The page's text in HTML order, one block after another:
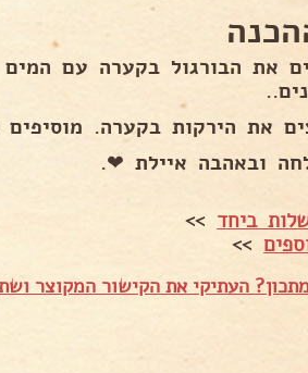
את הבורגול בקערה עם
את הירקות בקערה. מוסיפים
ובאהבה איילת ❤.
ביחד >>
>>
העתיקי את הקישור המקוצר